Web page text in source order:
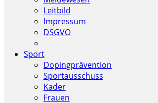
Leitbild
Impressum
DSGVO
Sport
Dopingprävention
Sportausschuss
Kader
Frauen